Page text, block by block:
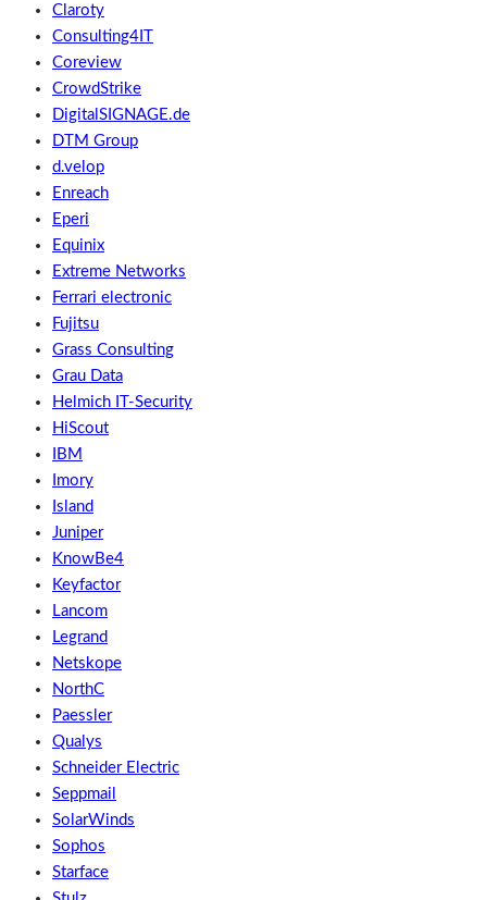
Claroty
Consulting4IT
Coreview
CrowdStrike
DigitalSIGNAGE.de
DTM Group
d.velop
Enreach
Eperi
Equinix
Extreme Networks
Ferrari electronic
Fujitsu
Grass Consulting
Grau Data
Helmich IT-Security
HiScout
IBM
Imory
Island
Juniper
KnowBe4
Keyfactor
Lancom
Legrand
Netskope
NorthC
Paessler
Qualys
Schneider Electric
Seppmail
SolarWinds
Sophos
Starface